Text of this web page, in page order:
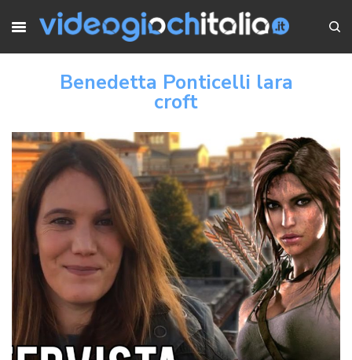
Benedetta Ponticelli lara
croft